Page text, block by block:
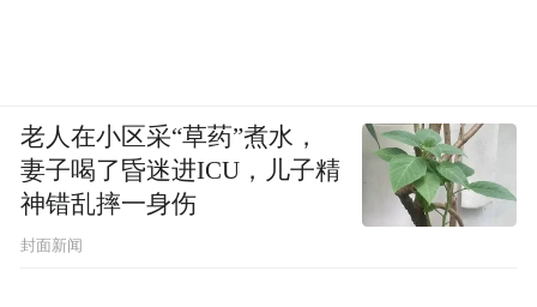
老人在小区采“草药”煮水，
妻子喝了昏迷进ICU，儿子精
神错乱摔一身伤
封面新闻